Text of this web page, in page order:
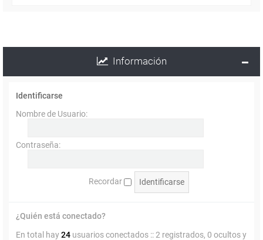
Información
Identificarse
Nombre de Usuario:
Contraseña:
Recordar
¿Quién está conectado?
En total hay24 usuarios conectados :: 2 registrados, 0 ocultos y